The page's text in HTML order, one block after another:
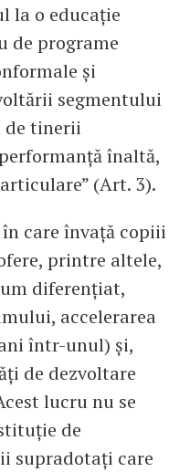
la o educație
de programe
și
segmentului
de tinerii
înaltă,
(Art. 3).
care învață copiii
printre altele,
diferențiat,
accelerarea
într-unul) și,
de dezvoltare
lucru nu se
de
supradotați care